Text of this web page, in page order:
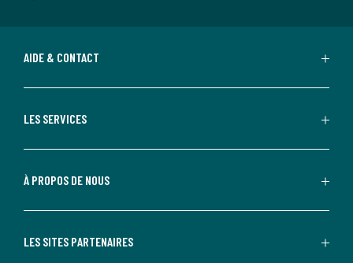
AIDE & CONTACT
LES SERVICES
À PROPOS DE NOUS
LES SITES PARTENAIRES